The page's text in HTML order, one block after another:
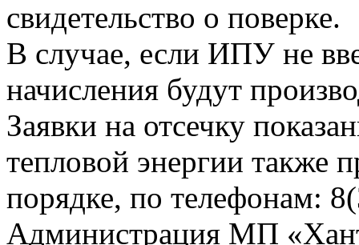
свидетельство о поверке.
В случае, если ИПУ не
начисления будут
Заявки на отсечку
тепловой энергии также
порядке, по телефонам:
Администрация МП